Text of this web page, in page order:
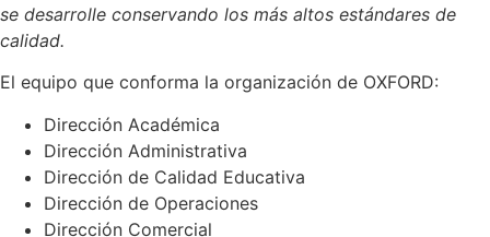
se desarrolle conservando los más altos estándares de
calidad.
El equipo que conforma la organización de OXFORD:
Dirección Académica
Dirección Administrativa
Dirección de Calidad Educativa
Dirección de Operaciones
Dirección Comercial